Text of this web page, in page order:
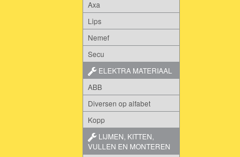
Axa
Lips
Nemef
Secu
ELEKTRA MATERIAAL
ABB
Diversen op alfabet
Kopp
LIJMEN, KITTEN,
VULLEN EN MONTEREN